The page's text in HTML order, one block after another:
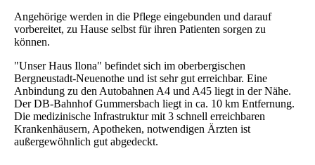
Angehörige werden in die Pflege eingebunden und darauf
vorbereitet, zu Hause selbst für ihren Patienten sorgen zu
können.
"Unser Haus Ilona" befindet sich im oberbergischen
Bergneustadt-Neuenothe und ist sehr gut erreichbar. Eine
Anbindung zu den Autobahnen A4 und A45 liegt in der Nähe.
Der DB-Bahnhof Gummersbach liegt in ca. 10 km Entfernung.
Die medizinische Infrastruktur mit 3 schnell erreichbaren
Krankenhäusern, Apotheken, notwendigen Ärzten ist
außergewöhnlich gut abgedeckt.